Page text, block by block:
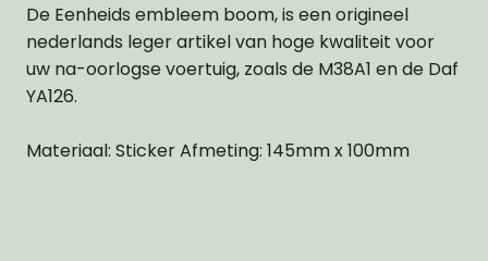
De Eenheids embleem boom, is een origineel
nederlands leger artikel van hoge kwaliteit voor
uw na-oorlogse voertuig, zoals de M38A1 en de Daf
YA126.
Materiaal: Sticker Afmeting: 145mm x 100mm